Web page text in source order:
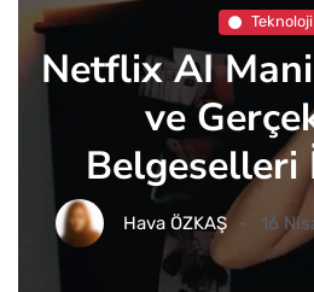
Teknoloji
Netflix AI
ve
Belgeselleri
Hava ÖZKAŞ 16